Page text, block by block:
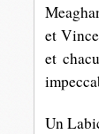
et
et
Un